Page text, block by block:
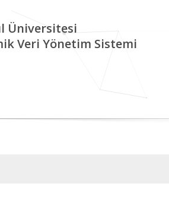
Üniversitesi
Veri Yönetim Sistemi